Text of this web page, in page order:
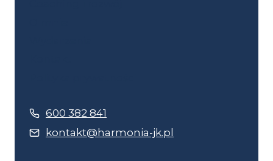
600 382 841
kontakt@harmonia-jk.pl